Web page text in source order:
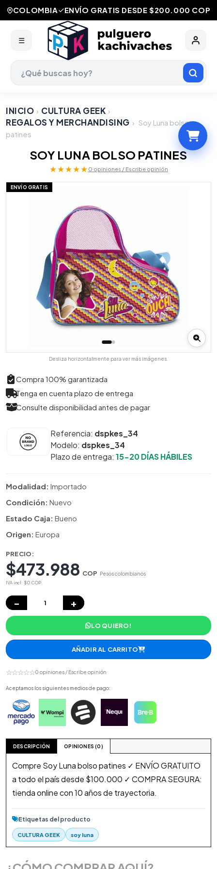
COLOMBIA ENVÍO GRATIS DESDE $200.000 COP
☰
INICIO › CULTURA GEEK ›
REGALOS Y MERCHANDISING › Soy Luna bolso
patines
SOY LUNA BOLSO PATINES
★★★★★ 0 opiniones / Escribe opinión
ENVÍO GRATIS
Desliza horizontalmente para ver más imágenes.
Compra 100% garantizada
Tenga en cuenta plazo de entrega
Consulte disponibilidad antes de pagar
Referencia: dspkes_34
Modelo: dspkes_34
Plazo de entrega: 15-20 DÍAS HÁBILES
Modalidad: Importado
Condición: Nuevo
Estado Caja: Bueno
Origen: Europa
PRECIO:
$473.988 COP Pesos colombianos
IVA incl: $0 COP
− +
LO QUIERO!
AÑADIR AL CARRITO
☆☆☆☆☆0 opiniones / Escribe opinión
Aceptamos los siguientes medios de pago:
DESCRIPCIÓN OPINIONES (0)
Compre Soy Luna bolso patines ✓ ENVÍO GRATUITO
a todo el país desde $100.000 ✓ COMPRA SEGURA:
tienda online con 10 años de trayectoria.
Etiquetas del producto
CULTURA GEEK soy luna